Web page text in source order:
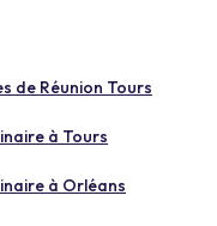
de Réunion Tours
à Tours
à Orléans